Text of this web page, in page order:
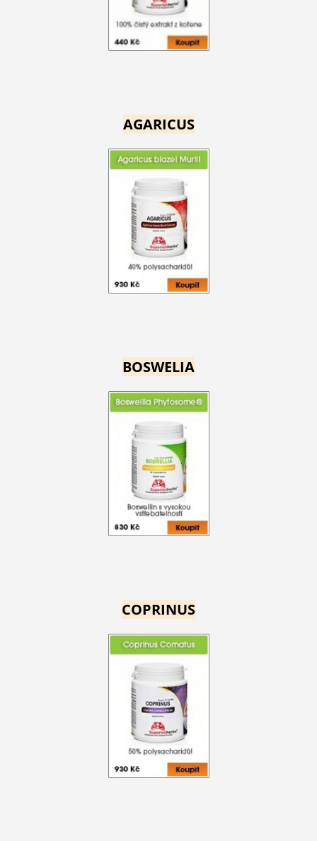
AGARICUS
BOSWELIA
COPRINUS